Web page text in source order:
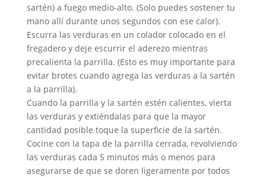
sartén) a fuego medio-alto. (Solo puedes sostener tu
mano allí durante unos segundos con ese calor).
Escurra las verduras en un colador colocado en el
fregadero y deje escurrir el aderezo mientras
precalienta la parrilla. (Esto es muy importante para
evitar brotes cuando agrega las verduras a la sartén
a la parrilla).
Cuando la parrilla y la sartén estén calientes, vierta
las verduras y extiéndalas para que la mayor
cantidad posible toque la superficie de la sartén.
Cocine con la tapa de la parrilla cerrada, revolviendo
las verduras cada 5 minutos más o menos para
asegurarse de que se doren ligeramente por todos